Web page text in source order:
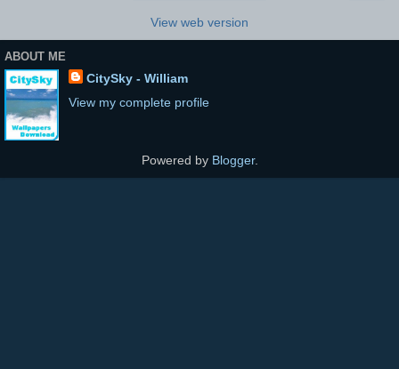
View web version
ABOUT ME
CitySky - William
View my complete profile
Powered by Blogger.